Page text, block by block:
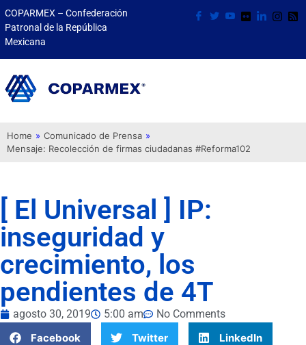
COPARMEX – Confederación
Patronal de la República
Mexicana
Home » Comunicado de Prensa »
Mensaje: Recolección de firmas ciudadanas #Reforma102
[ El Universal ] IP:
inseguridad y
crecimiento, los
pendientes de 4T
agosto 30, 2019 5:00 am
No Comments
Facebook
Twitter LinkedIn